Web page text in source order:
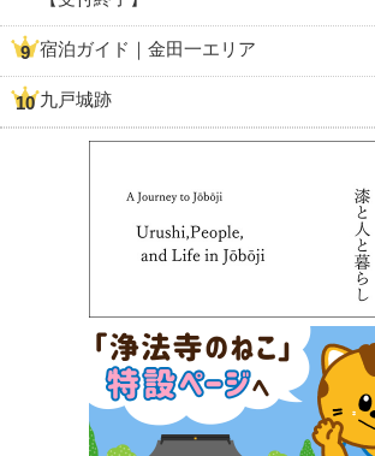
宿泊ガイド｜金田一エリア
九戸城跡